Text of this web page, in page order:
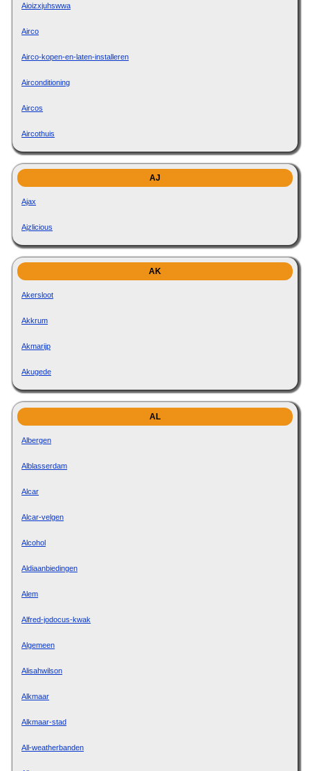
Aioizxjuhswwa
Airco
Airco-kopen-en-laten-installeren
Airconditioning
Aircos
Aircothuis
AJ
Ajax
Ajzlicious
AK
Akersloot
Akkrum
Akmarijp
Akugede
AL
Albergen
Alblasserdam
Alcar
Alcar-velgen
Alcohol
Aldiaanbiedingen
Alem
Alfred-jodocus-kwak
Algemeen
Alisahwilson
Alkmaar
Alkmaar-stad
All-weatherbanden